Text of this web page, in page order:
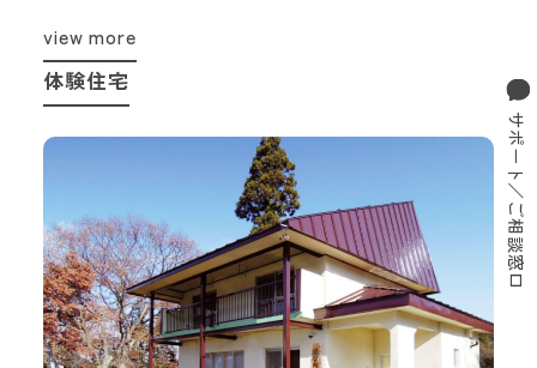
view more
体験住宅
サポート／ご相談窓口